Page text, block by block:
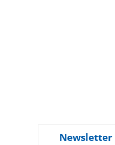
Newsletter